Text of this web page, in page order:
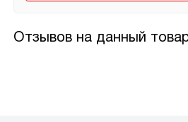
Отзывов на данный